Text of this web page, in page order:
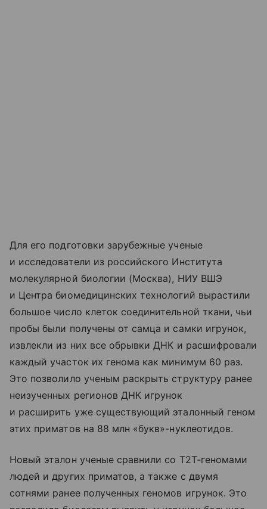
Для его подготовки зарубежные ученые
и исследователи из российского Института
молекулярной биологии (Москва), НИУ ВШЭ
и Центра биомедицинских технологий вырастили
большое число клеток соединительной ткани, чьи
пробы были получены от самца и самки игрунок,
извлекли из них все обрывки ДНК и расшифровали
каждый участок их генома как минимум 60 раз.
Это позволило ученым раскрыть структуру ранее
неизученных регионов ДНК игрунок
и расширить уже существующий эталонный геном
этих приматов на 88 млн «букв»-нуклеотидов.
Новый эталон ученые сравнили со T2T-геномами
людей и других приматов, а также с двумя
сотнями ранее полученных геномов игрунок. Это